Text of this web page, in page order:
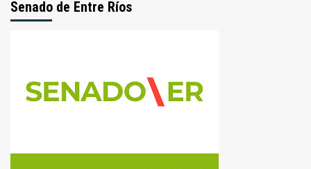
Senado de Entre Ríos